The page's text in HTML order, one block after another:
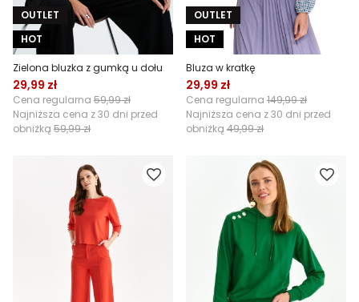
OUTLET
HOT
Zielona bluzka z gumką u dołu
29,99 zł
Cena regularna 59,99 zł
Najniższa cena z 30 dni przed
obniżką 59,99 zł
OUTLET
HOT
Bluza w kratkę
29,99 zł
Cena regularna 149,99 zł
Najniższa cena z 30 dni przed
obniżką 49,99 zł